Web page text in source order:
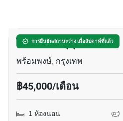
การยืนยันสถานะว่าง เมื่อสัปดาห์ที่แล้ว
ไอดีโอ คิว สุขุมวิท 36
พร้อมพงษ์, กรุงเทพ
฿45,000/เดือน
1 ห้องนอน